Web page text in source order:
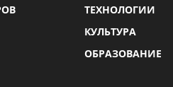
ТЕХНОЛОГИИ
КУЛЬТУРА
ОБРАЗОВАНИЕ